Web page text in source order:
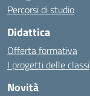
Percorsi di studio
Didattica
Offerta formativa
I progetti delle classi
Novità